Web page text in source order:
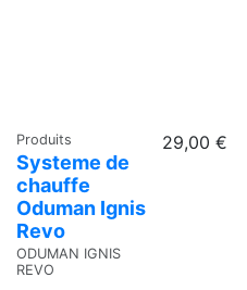
Produits
Systeme de
chauffe
Oduman Ignis
Revo
ODUMAN IGNIS
REVO
29,00 €